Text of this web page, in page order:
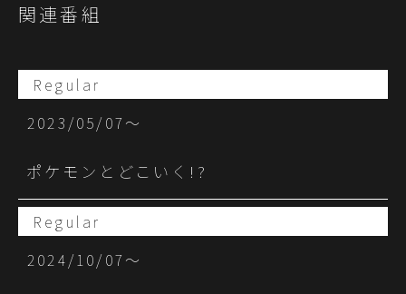
関連番組
Regular
2023/05/07〜
ポケモンとどこいく!?
Regular
2024/10/07〜